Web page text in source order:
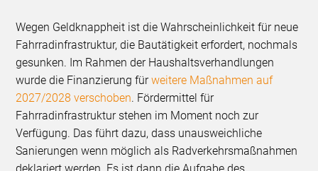
Wegen Geldknappheit ist die Wahrscheinlichkeit für neue
Fahrradinfrastruktur, die Bautätigkeit erfordert, nochmals
gesunken. Im Rahmen der Haushaltsverhandlungen
wurde die Finanzierung fürweitere Maßnahmen auf
2027/2028 verschoben. Fördermittel für
Fahrradinfrastruktur stehen im Moment noch zur
Verfügung. Das führt dazu, dass unausweichliche
Sanierungen wenn möglich als Radverkehrsmaßnahmen